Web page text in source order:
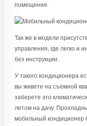
помещения.
Так же в модели
управления, где легко и
без инструкции.
У такого кондиционера
вы живете на съемной
заберете это
летом на дачу.
мобильный кондиционер